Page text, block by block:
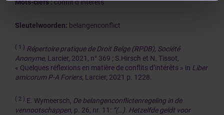
Mots-clefs :conflit d’intérêts
Sleutelwoorden: belangenconflict
( 1 ) Répertoire pratique de Droit Belge (RPDB), Société
Anonyme, Larcier, 2021, n° 369 ; S.Hirsch et N. Tissot,
« Quelques réflexions en matière de conflits d’intérêts » in Liber
amicorum P-A Foriers, Larcier, 2021 p. 1228.
( 2 ) E. Wymeersch, De belangenconflictenregeling in de
vennootschappen, p. 26, nr. 11: “(…). Hetzelfde geldt voor